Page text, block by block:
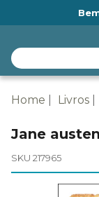
Home Livros
Jane
SKU 217965